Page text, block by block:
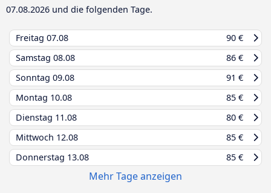
07.08.2026 und die folgenden Tage.
Freitag 07.08
90 €
Samstag 08.08
86 €
Sonntag 09.08
91 €
Montag 10.08
85 €
Dienstag 11.08
80 €
Mittwoch 12.08
85 €
Donnerstag 13.08 85 €
Mehr Tage anzeigen